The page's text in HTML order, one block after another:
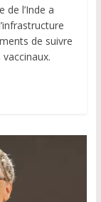
de l’Inde a
de suivre